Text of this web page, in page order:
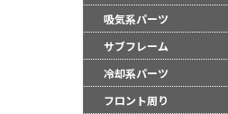
吸気系パーツ
サブフレーム
冷却系パーツ
フロント周り